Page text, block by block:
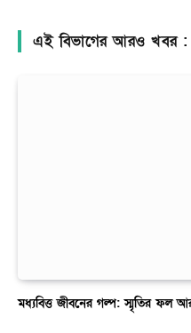
এই বিভাগের আরও খবর :
মধ্যবিত্ত জীবনের গল্প: স্মৃতির ফল